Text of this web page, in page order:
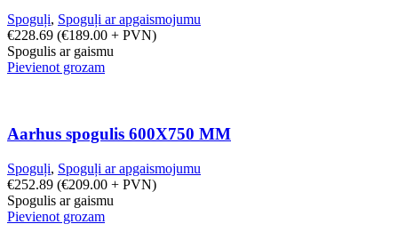
Spoguļi, Spoguļi ar apgaismojumu
€228.69 (€189.00 + PVN)
Spogulis ar gaismu
Pievienot grozam
Aarhus spogulis 600X750 MM
Spoguļi, Spoguļi ar apgaismojumu
€252.89 (€209.00 + PVN)
Spogulis ar gaismu
Pievienot grozam